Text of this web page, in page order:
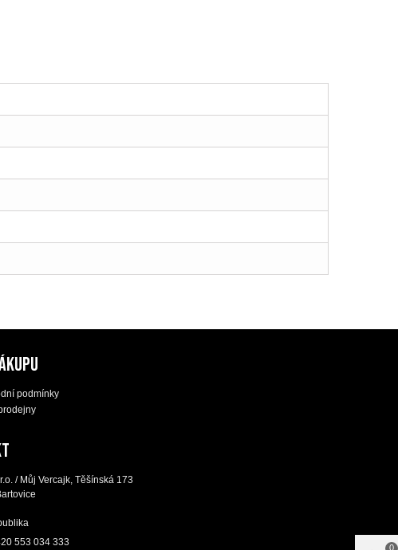
podmínky
/ Můj Vercajk, Těšínská 173
553 034 333
0